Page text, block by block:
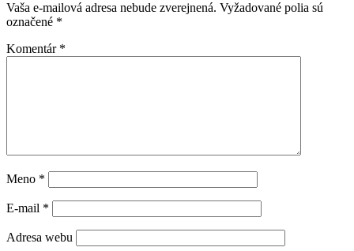
Vaša e-mailová adresa nebude zverejnená. Vyžadované polia sú
označené *
Komentár *
Meno *
E-mail *
Adresa webu